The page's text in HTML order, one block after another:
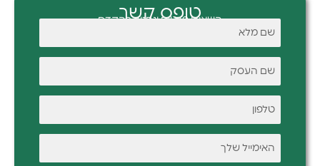
טופס קשר
השאירו פרטים ונחזור בהקדם